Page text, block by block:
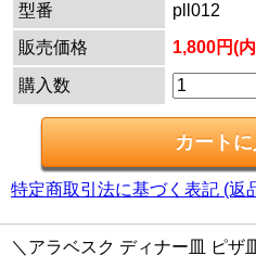
型番
pll012
販売価格
1,800円(
購入数
特定商取引法に基づく表記 (返
＼アラベスク ディナー皿 ピザ